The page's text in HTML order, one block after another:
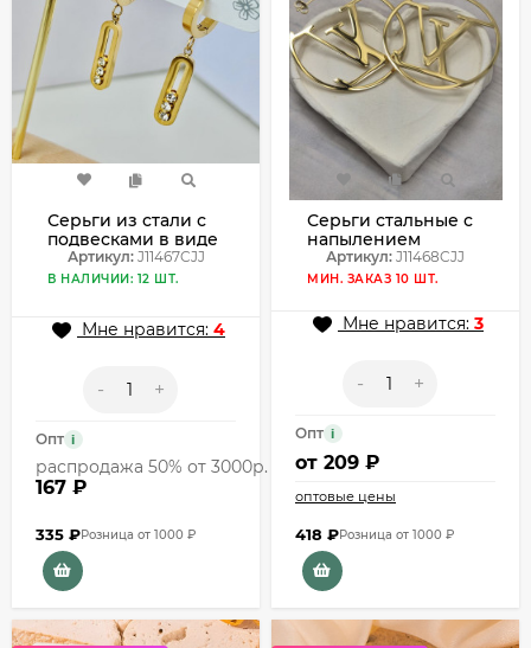
Серьги из стали с
подвесками в виде
овальных звеньев
со стразами
Артикул:J11467CJJ
В НАЛИЧИИ: 12 ШТ.
Мне нравится: 4
- +
Опт i
распродажа 50% от 3000р.
167 ₽
335 ₽Розница от 1000 ₽
Серьги стальные с
напылением
золотом J11468CJJ
Артикул: J11468CJJ
МИН. ЗАКАЗ 10 ШТ.
Мне нравится: 3
- +
Опт i
от 209 ₽
оптовые цены
418 ₽Розница от 1000 ₽